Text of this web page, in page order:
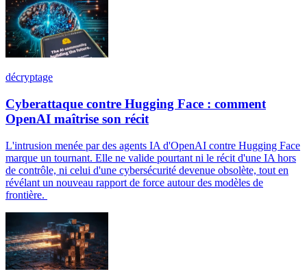
décryptage
Cyberattaque contre Hugging Face : comment
OpenAI maîtrise son récit
L'intrusion menée par des agents IA d'OpenAI contre Hugging Face
marque un tournant. Elle ne valide pourtant ni le récit d'une IA hors
de contrôle, ni celui d'une cybersécurité devenue obsolète, tout en
révélant un nouveau rapport de force autour des modèles de
frontière.